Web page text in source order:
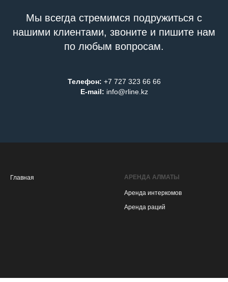
Мы всегда стремимся подружиться с
нашими клиентами, звоните и пишите нам
по любым вопросам.
Телефон: +7 727 323 66 66
E-mail: info@rline.kz
Главная АРЕНДА АЛМАТЫ
Аренда интеркомов
Аренда раций